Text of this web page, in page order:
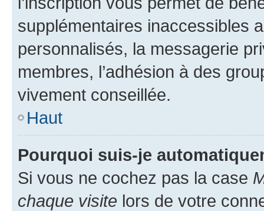
supplémentaires inaccessibles
personnalisés, la messagerie
membres, l’adhésion à des
vivement conseillée.
Haut
Pourquoi suis-je
Si vous ne cochez pas la case
chaque visite lors de votre